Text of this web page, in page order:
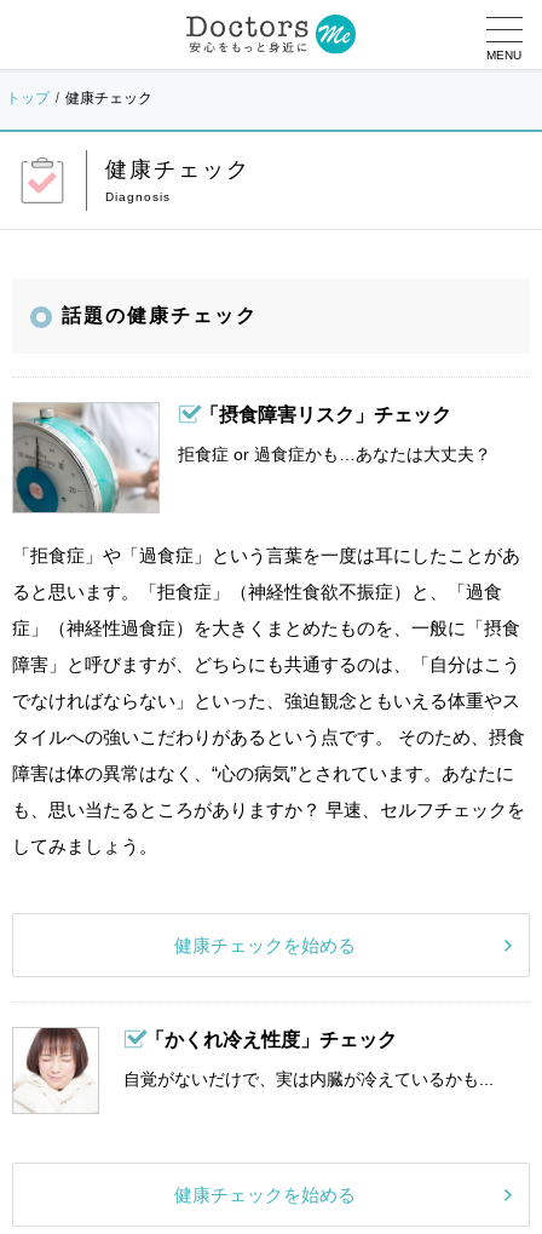
MENU
トップ 健康チェック
健康チェック
話題の健康チェック
「摂食障害リスク」チェック
拒食症 or 過食症かも…あなたは大丈夫？
「拒食症」や「過食症」という言葉を一度は耳にしたことがあ
ると思います。「拒食症」（神経性食欲不振症）と、「過食
症」（神経性過食症）を大きくまとめたものを、一般に「摂食
障害」と呼びますが、どちらにも共通するのは、「自分はこう
でなければならない」といった、強迫観念ともいえる体重やス
タイルへの強いこだわりがあるという点です。 そのため、摂食
障害は体の異常はなく、“心の病気”とされています。あなたに
も、思い当たるところがありますか？ 早速、セルフチェックを
してみましょう。
健康チェックを始める
「かくれ冷え性度」チェック
自覚がないだけで、実は内臓が冷えているかも...
健康チェックを始める